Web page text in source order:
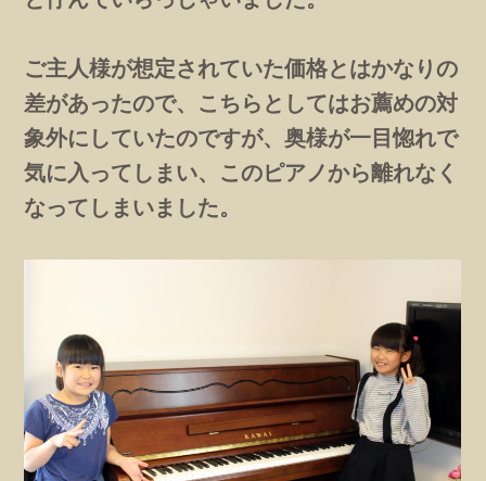
ご主人様が想定されていた価格とはかなりの
差があったので、こちらとしてはお薦めの対
象外にしていたのですが、奥様が一目惚れで
気に入ってしまい、このピアノから離れなく
なってしまいました。